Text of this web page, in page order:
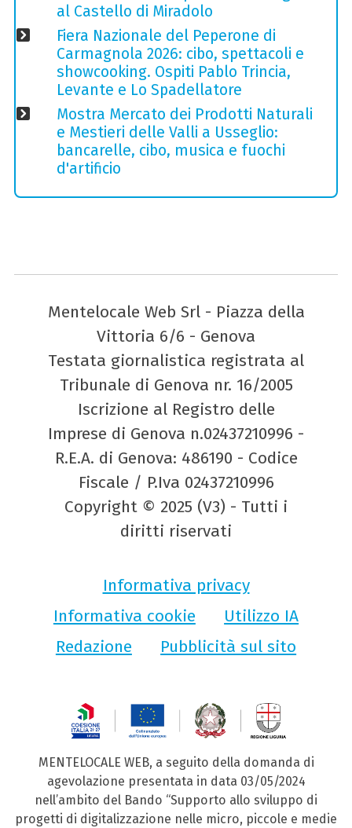
al Castello di Miradolo
Fiera Nazionale del Peperone di
Carmagnola 2026: cibo, spettacoli e
showcooking. Ospiti Pablo Trincia,
Levante e Lo Spadellatore
Mostra Mercato dei Prodotti Naturali
e Mestieri delle Valli a Usseglio:
bancarelle, cibo, musica e fuochi
d'artificio
Mentelocale Web Srl - Piazza della
Vittoria 6/6 - Genova
Testata giornalistica registrata al
Tribunale di Genova nr. 16/2005
Iscrizione al Registro delle
Imprese di Genova n.02437210996 -
R.E.A. di Genova: 486190 - Codice
Fiscale / P.Iva 02437210996
Copyright © 2025 (V3) - Tutti i
diritti riservati
Informativa privacy
Informativa cookie
Utilizzo IA
Redazione
Pubblicità sul sito
MENTELOCALE WEB, a seguito della domanda di
agevolazione presentata in data 03/05/2024
nell’ambito del Bando “Supporto allo sviluppo di
progetti di digitalizzazione nelle micro, piccole e medie